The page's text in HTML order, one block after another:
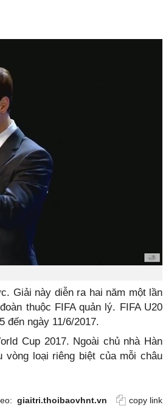
Giải này diễn ra hai năm một lần
thuộc FIFA quản lý. FIFA U20
đến ngày 11/6/2017.
Cup 2017. Ngoài chủ nhà Hàn
loại riêng biệt của mỗi châu
giaitri.thoibaovhnt.vn copy link